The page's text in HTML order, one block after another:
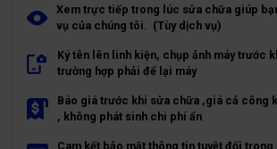
Xem trực tiếp trong lúc sửa chữa giúp
vụ của chúng tôi. (Tùy dịch vụ)
Ký tên lên linh kiện, chụp ảnh máy trước
trường hợp phải để lại máy
Báo giá trước khi sửa chữa ,giá cả công
, không phát sinh chi phí ẩn
Cam kết bảo mật thông tin tuyệt đối